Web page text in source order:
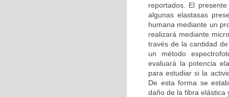
reportados. El
algunas elastasas
humana mediante un
realizará mediante
través de la cantidad
un método
evaluará la potencia
para estudiar si la
De esta forma se
daño de la fibra elástica